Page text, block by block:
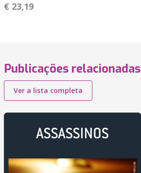
€ 23,19
Publicações relacionadas
Ver a lista completa